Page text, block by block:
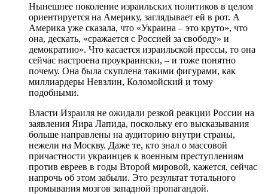
Нынешнее поколение израильских политиков в целом
ориентируется на Америку, заглядывает ей в рот. А
Америка уже сказала, что «Украина – это круто», что
она, дескать, «сражается с Россией за свободу» и
демократию». Что касается израильской прессы, то она
сейчас настроена проукраински, – и тоже понятно
почему. Она была скуплена такими фигурами, как
миллиардеры Невзлин, Коломойский и тому
подобными.
Власти Израиля не ожидали резкой реакции России на
заявления Яира Лапида, поскольку его высказывания
больше направлены на аудиторию внутри страны,
нежели на Москву. Даже те, кто знал о массовой
причастности украинцев к военным преступлениям
против евреев в годы Второй мировой, кажется, сейчас
напрочь об этом забыли. Это результат тотального
промывания мозгов западной пропагандой.